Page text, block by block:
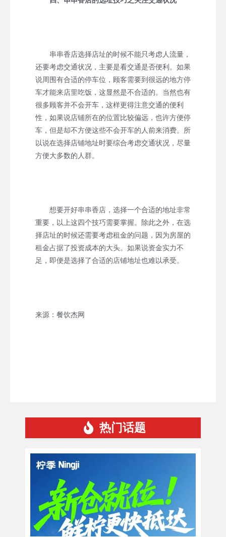
串串香店选择店址的时候不能只考虑人流量，
还要考虑交通状况，主要是看交通是否便利。如果
说周围有合适的停车位，顾客需要到很远的地方停
车才能来店里吃饭，这显然是不合适的。当然也有
很多顾客并不会开车，这样更得注意交通的便利
性，如果说店铺所在的位置比较偏远，也许方便停
车，但是却不方便这些不会开车的人前来消费。所
以说在选择店铺地址时要综合考虑交通状况，尽量
方便大多数的人群。
想要开好串串香店，选择一个合适的地址非常
重要，以上这四个技巧需要掌握。除此之外，在选
择店址的时候还需要考虑租金的问题，因为房屋的
租金占据了投资成本的大头。如果说资金实力不
足，即便是选择了合适的店铺地址也难以承受。
来源：餐饮杰网
热门话题